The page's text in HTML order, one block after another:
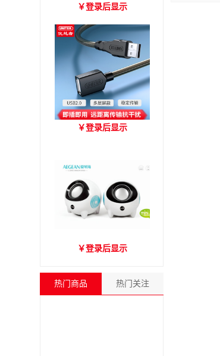
优越者HDMI转DVI双向互
￥登录后显示
优越者Y-C416A 国标
￥登录后显示
爱琴海A2000音箱
￥登录后显示
热门商品 热门关注